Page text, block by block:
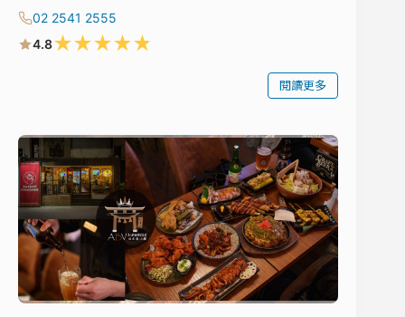
02 2541 2555
4.8★★★★★
閱讀更多